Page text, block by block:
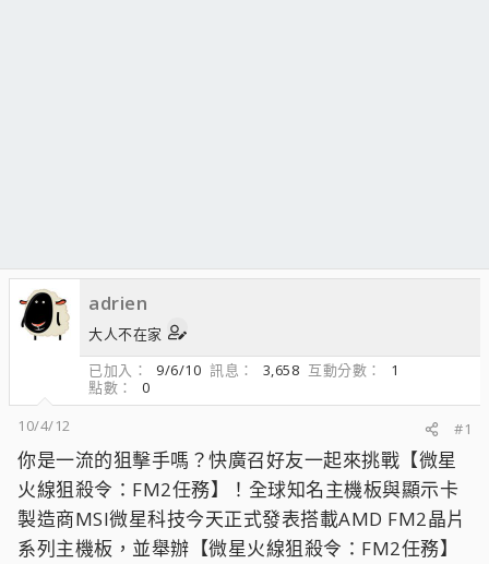
adrien
大人不在家
已加入
9/6/10 訊息 3,658 互動分數
1
點數
0
10/4/12
#1
你是一流的狙擊手嗎？快廣召好友一起來挑戰【微星
火線狙殺令：FM2任務】！全球知名主機板與顯示卡
製造商MSI微星科技今天正式發表搭載AMD FM2晶片
系列主機板，並舉辦【微星火線狙殺令：FM2任務】